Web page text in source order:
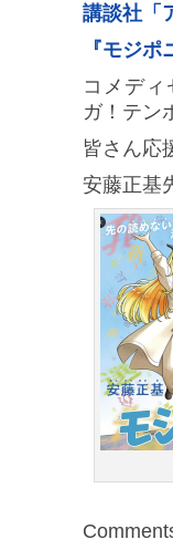
講談社「
『モジポ
コメデ
ガ！テン
皆さん応
安藤正基